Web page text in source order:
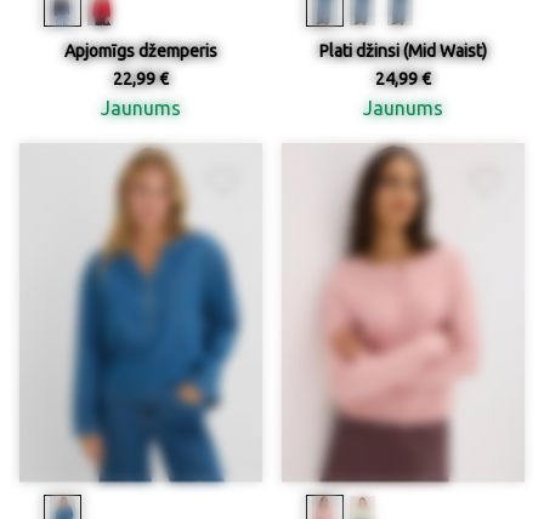
Apjomīgs džemperis
22,99 €
Jaunums
Plati džinsi (Mid Waist)
24,99 €
Jaunums